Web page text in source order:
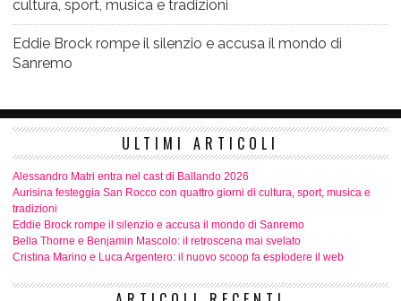
cultura, sport, musica e tradizioni
Eddie Brock rompe il silenzio e accusa il mondo di
Sanremo
ULTIMI ARTICOLI
Alessandro Matri entra nel cast di Ballando 2026
Aurisina festeggia San Rocco con quattro giorni di cultura, sport, musica e
tradizioni
Eddie Brock rompe il silenzio e accusa il mondo di Sanremo
Bella Thorne e Benjamin Mascolo: il retroscena mai svelato
Cristina Marino e Luca Argentero: il nuovo scoop fa esplodere il web